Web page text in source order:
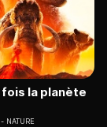
la planète
NATURE